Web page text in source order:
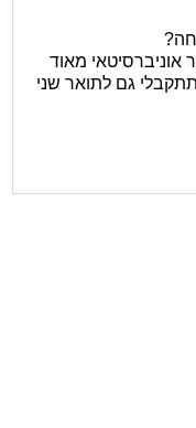
מאוד
גם לתואר שני